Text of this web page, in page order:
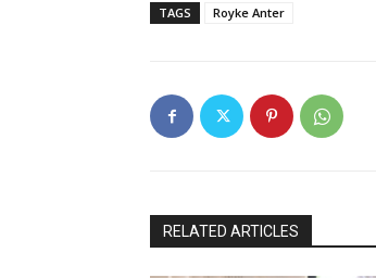
TAGS Royke Anter
RELATED ARTICLES